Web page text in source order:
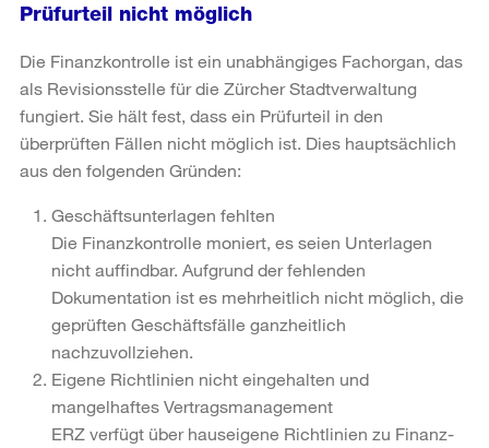
Prüfurteil nicht möglich
Die Finanzkontrolle ist ein unabhängiges Fachorgan, das
als Revisionsstelle für die Zürcher Stadtverwaltung
fungiert. Sie hält fest, dass ein Prüfurteil in den
überprüften Fällen nicht möglich ist. Dies hauptsächlich
aus den folgenden Gründen:
Geschäftsunterlagen fehlten
Die Finanzkontrolle moniert, es seien Unterlagen
nicht auffindbar. Aufgrund der fehlenden
Dokumentation ist es mehrheitlich nicht möglich, die
geprüften Geschäftsfälle ganzheitlich
nachzuvollziehen.
Eigene Richtlinien nicht eingehalten und
mangelhaftes Vertragsmanagement
ERZ verfügt über hauseigene Richtlinien zu Finanz-